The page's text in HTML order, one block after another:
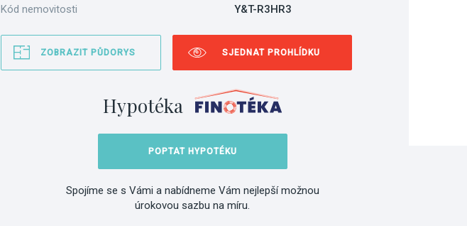
Kód nemovitosti
Y&T-R3HR3
ZOBRAZIT PŮDORYS SJEDNAT PROHLÍDKU
Hypotéka
POPTAT HYPOTÉKU
Spojíme se s Vámi a nabídneme Vám nejlepší možnou
úrokovou sazbu na míru.